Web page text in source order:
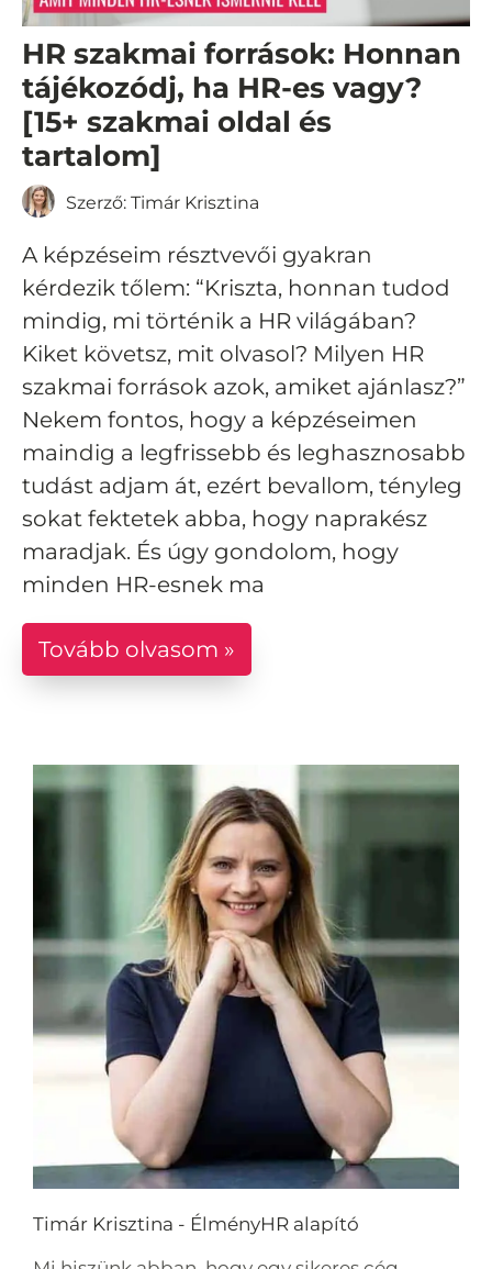
HR szakmai források: Honnan
tájékozódj, ha HR-es vagy?
[15+ szakmai oldal és
tartalom]
Szerző: Timár Krisztina
A képzéseim résztvevői gyakran
kérdezik tőlem: “Kriszta, honnan tudod
mindig, mi történik a HR világában?
Kiket követsz, mit olvasol? Milyen HR
szakmai források azok, amiket ajánlasz?”
Nekem fontos, hogy a képzéseimen
maindig a legfrissebb és leghasznosabb
tudást adjam át, ezért bevallom, tényleg
sokat fektetek abba, hogy naprakész
maradjak. És úgy gondolom, hogy
minden HR-esnek ma
Tovább olvasom »
Timár Krisztina - ÉlményHR alapító